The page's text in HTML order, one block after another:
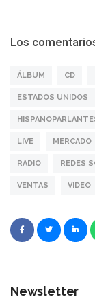
Los
ÁLBUM CD
ESTADOS UNIDOS
LIVE MERCADO
RADIO REDES
VENTAS VIDEO
Newsletter